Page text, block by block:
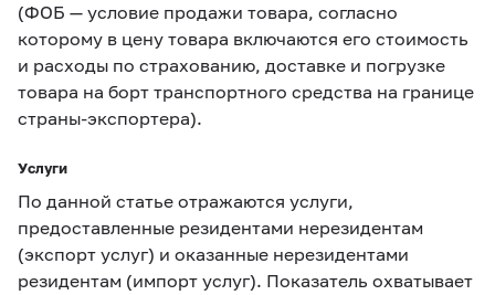
(ФОБ — условие продажи товара, согласно
которому в цену товара включаются его стоимость
и расходы по страхованию, доставке и погрузке
товара на борт транспортного средства на границе
страны-экспортера).
Услуги
По данной статье отражаются услуги,
предоставленные резидентами нерезидентам
(экспорт услуг) и оказанные нерезидентами
резидентам (импорт услуг). Показатель охватывает